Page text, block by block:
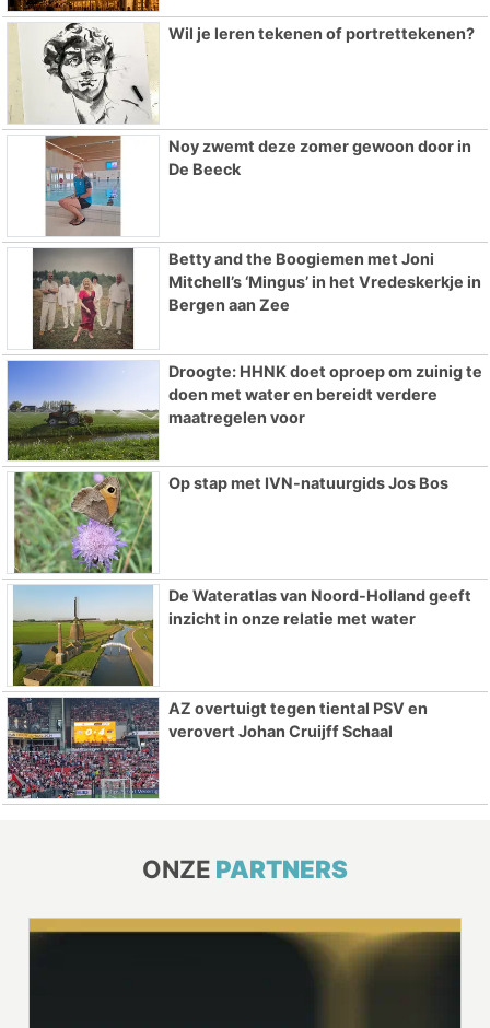
Wil je leren tekenen of portrettekenen?
Noy zwemt deze zomer gewoon door in
De Beeck
Betty and the Boogiemen met Joni
Mitchell’s ‘Mingus’ in het Vredeskerkje in
Bergen aan Zee
Droogte: HHNK doet oproep om zuinig te
doen met water en bereidt verdere
maatregelen voor
Op stap met IVN-natuurgids Jos Bos
De Wateratlas van Noord-Holland geeft
inzicht in onze relatie met water
AZ overtuigt tegen tiental PSV en
verovert Johan Cruijff Schaal
ONZE PARTNERS